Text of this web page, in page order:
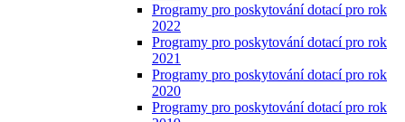
Programy pro poskytování dotací pro rok
2022
Programy pro poskytování dotací pro rok
2021
Programy pro poskytování dotací pro rok
2020
Programy pro poskytování dotací pro rok